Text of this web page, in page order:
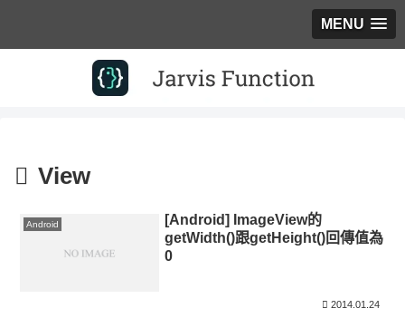
MENU
View
Android
[Android] ImageView的
getWidth()跟getHeight()回傳值為
0
2014.01.24